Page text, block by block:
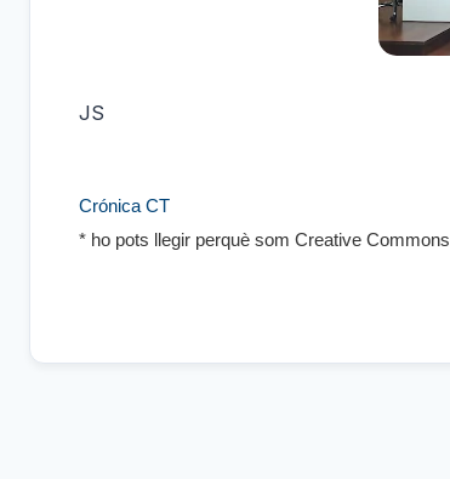
JS
Crónica CT
* ho pots llegir perquè som Creative Commons